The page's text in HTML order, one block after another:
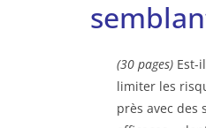
(30 pages) Est-
limiter les
près avec des